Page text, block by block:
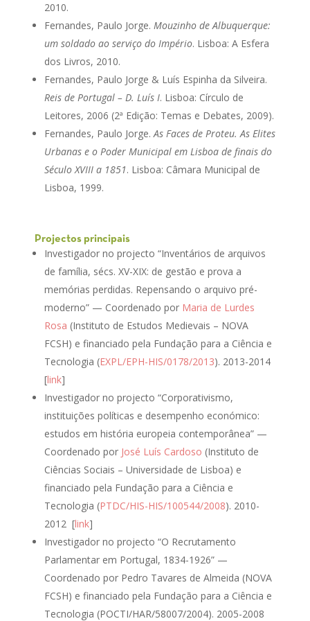
2010.
Fernandes, Paulo Jorge. Mouzinho de Albuquerque:
um soldado ao serviço do Império. Lisboa: A Esfera
dos Livros, 2010.
Fernandes, Paulo Jorge & Luís Espinha da Silveira.
Reis de Portugal – D. Luís I. Lisboa: Círculo de
Leitores, 2006 (2ª Edição: Temas e Debates, 2009).
Fernandes, Paulo Jorge.As Faces de Proteu. As Elites
Urbanas e o Poder Municipal em Lisboa de finais do
Século XVIII a 1851. Lisboa: Câmara Municipal de
Lisboa, 1999.
Projectos principais
Investigador no projecto “Inventários de arquivos
de família, sécs. XV-XIX: de gestão e prova a
memórias perdidas. Repensando o arquivo pré-
moderno” — Coordenado por Maria de Lurdes
Rosa (Instituto de Estudos Medievais – NOVA
FCSH) e financiado pela Fundação para a Ciência e
Tecnologia (EXPL/EPH-HIS/0178/2013). 2013-2014
[link]
Investigador no projecto “Corporativismo,
instituições políticas e desempenho económico:
estudos em história europeia contemporânea” —
Coordenado por José Luís Cardoso (Instituto de
Ciências Sociais – Universidade de Lisboa) e
financiado pela Fundação para a Ciência e
Tecnologia (PTDC/HIS-HIS/100544/2008). 2010-
2012 [link]
Investigador no projecto “O Recrutamento
Parlamentar em Portugal, 1834-1926” —
Coordenado por Pedro Tavares de Almeida (NOVA
FCSH) e financiado pela Fundação para a Ciência e
Tecnologia (POCTI/HAR/58007/2004). 2005-2008